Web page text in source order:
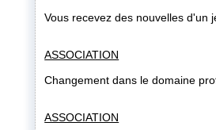
Vous recevez des nouvelles d'un
ASSOCIATION
Changement dans le domaine
ASSOCIATION